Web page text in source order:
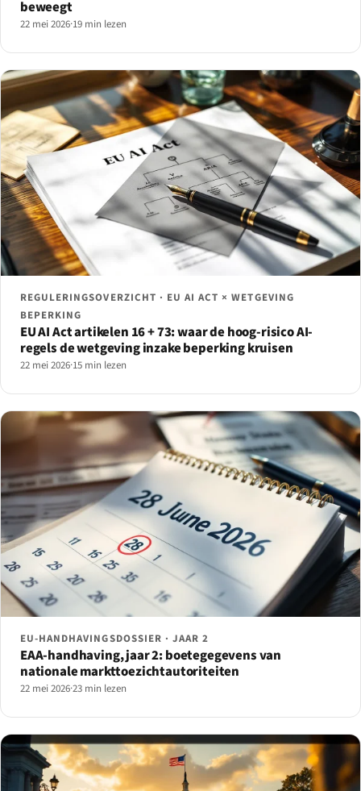
beweegt
22 mei 2026·19 min lezen
REGULERINGSOVERZICHT · EU AI ACT × WETGEVING
BEPERKING
EU AI Act artikelen 16 + 73: waar de hoog-risico AI-
regels de wetgeving inzake beperking kruisen
22 mei 2026·15 min lezen
EU-HANDHAVINGSDOSSIER · JAAR 2
EAA-handhaving, jaar 2: boetegegevens van
nationale markttoezichtautoriteiten
22 mei 2026·23 min lezen